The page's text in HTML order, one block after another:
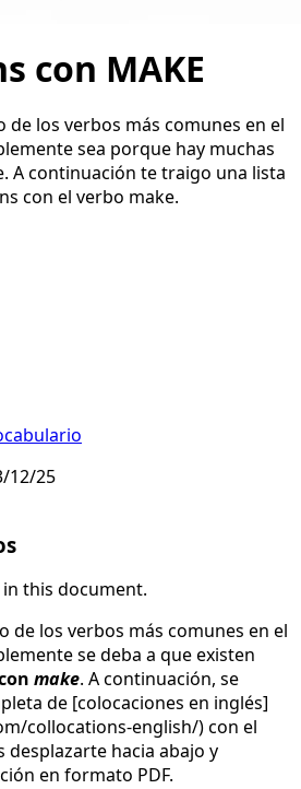
con MAKE
de los verbos más comunes en el
sea porque hay muchas
A continuación te traigo una lista
con el verbo make.
12/25
this document.
de los verbos más comunes en el
se deba a que existen
make. A continuación, se
de [colocaciones en inglés]
collocations-english/) con el
desplazarte hacia abajo y
en formato PDF.